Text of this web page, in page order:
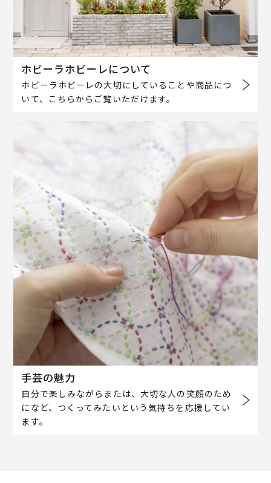
ホビーラホビーレについて
ホビーラホビーレの大切にしていることや商品につ
いて、こちらからご覧いただけます。
手芸の魅力
自分で楽しみながらまたは、大切な人の笑顔のため
になど、つくってみたいという気持ちを応援してい
ます。